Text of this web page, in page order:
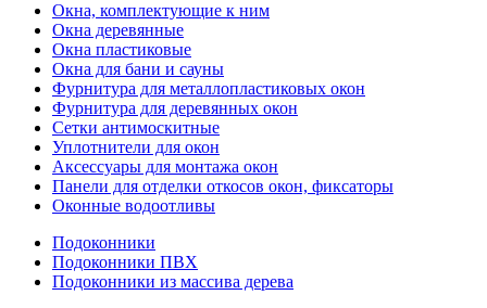
Окна, комплектующие к ним
Окна деревянные
Окна пластиковые
Окна для бани и сауны
Фурнитура для металлопластиковых окон
Фурнитура для деревянных окон
Сетки антимоскитные
Уплотнители для окон
Аксессуары для монтажа окон
Панели для отделки откосов окон, фиксаторы
Оконные водоотливы
Подоконники
Подоконники ПВХ
Подоконники из массива дерева